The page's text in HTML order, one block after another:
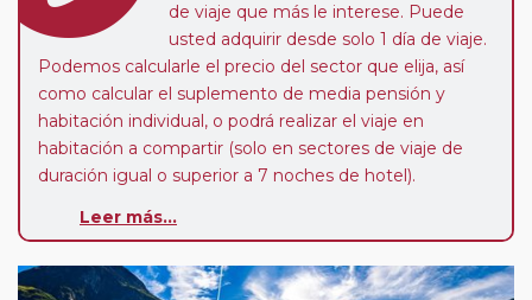
de viaje que más le interese. Puede
usted adquirir desde solo 1 día de viaje.
Podemos calcularle el precio del sector que elija, así
como calcular el suplemento de media pensión y
habitación individual, o podrá realizar el viaje en
habitación a compartir (solo en sectores de viaje de
duración igual o superior a 7 noches de hotel).
Paradas en Ruta:
su viaje, en la ciudad que desee por período de 1, 3, 4 o
Leer más...